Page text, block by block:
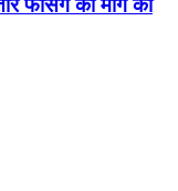
फेंसिंग की मांग की